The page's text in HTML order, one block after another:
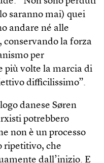
saranno mai) quei
andare né alle
la forza
per
più volte la marcia di
difficilissimo”.
danese Søren
potrebbero
non è un processo
ripetitivo, che
dall’inizio. E